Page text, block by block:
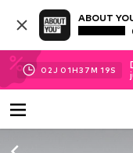
ABOUT
02J 01H37M 19S